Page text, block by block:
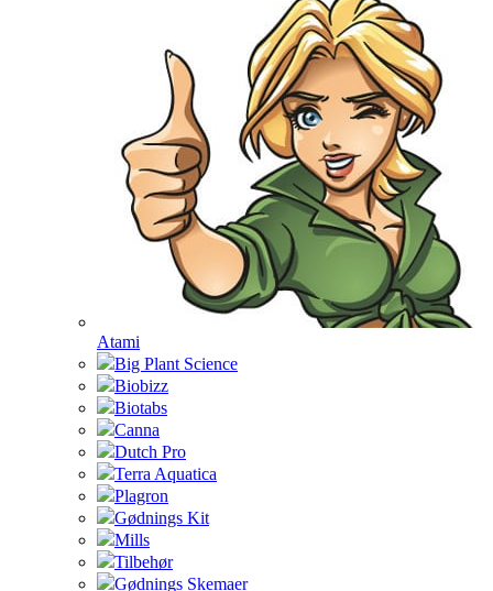
Atami
Big Plant Science
Biobizz
Biotabs
Canna
Dutch Pro
Terra Aquatica
Plagron
Gødnings Kit
Mills
Tilbehør
Gødnings Skemaer